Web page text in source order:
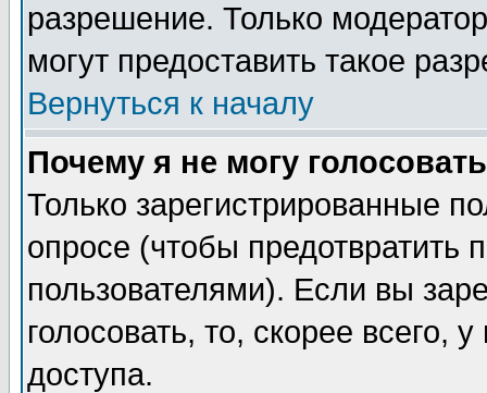
разрешение. Только
могут предоставить такое
Вернуться к началу
Почему я не могу
Только зарегистрированные
опросе (чтобы предотвратить
пользователями). Если вы
голосовать, то, скорее всего,
доступа.